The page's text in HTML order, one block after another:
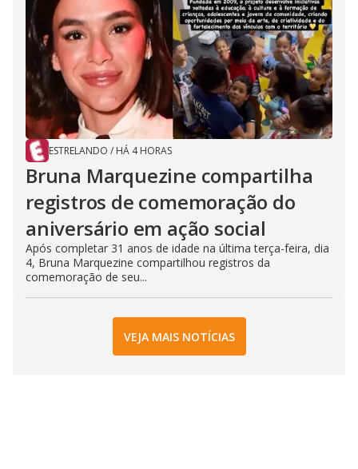
ESTRELANDO / HÁ 4 HORAS
Bruna Marquezine compartilha
registros de comemoração do
aniversário em ação social
Após completar 31 anos de idade na última terça-feira, dia
4, Bruna Marquezine compartilhou registros da
comemoração de seu...
VEJA MAIS NOTÍCIAS